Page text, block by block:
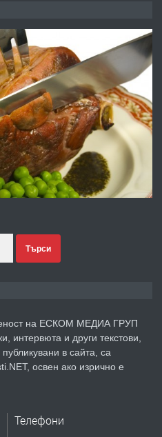
КАЧЕСТВО
преди 2 години
Гърция, до Кавала
преди 2 години
Пелети клас А1
преди 2 години
строителни работници
Търси
на ЕСКОМ МЕДИА ГРУП
интервюта и други текстови,
в сайта, са
освен ако изрично е
Телефони